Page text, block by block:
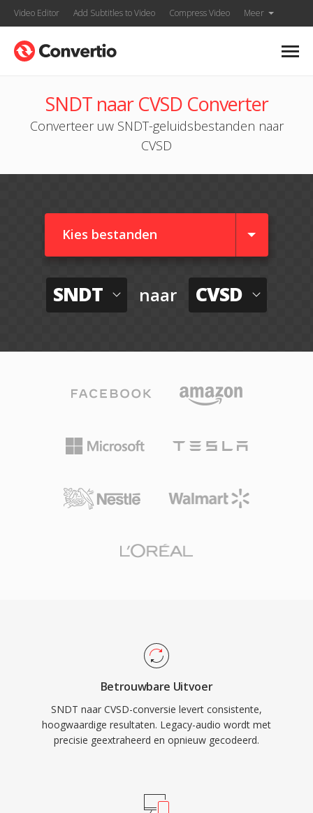
Video Editor Add Subtitles to Video Compress Video Meer
SNDT naar CVSD Converter
Converteer uw SNDT-geluidsbestanden naar
CVSD
Kies bestanden
SNDT naar CVSD
Betrouwbare Uitvoer
SNDT naar CVSD-conversie levert consistente,
hoogwaardige resultaten. Legacy-audio wordt met
precisie geextraheerd en opnieuw gecodeerd.